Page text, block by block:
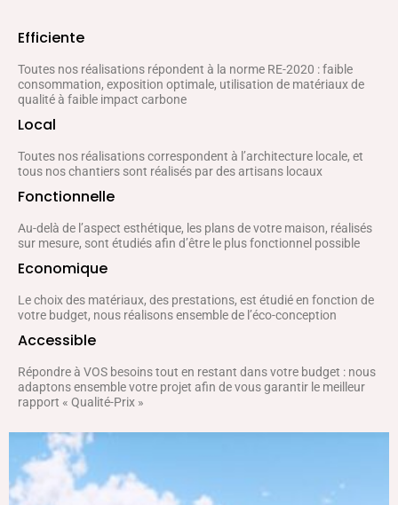
Efficiente
Toutes nos réalisations répondent à la norme RE-2020 : faible
consommation, exposition optimale, utilisation de matériaux de
qualité à faible impact carbone
Local
Toutes nos réalisations correspondent à l’architecture locale, et
tous nos chantiers sont réalisés par des artisans locaux
Fonctionnelle
Au-delà de l’aspect esthétique, les plans de votre maison, réalisés
sur mesure, sont étudiés afin d’être le plus fonctionnel possible
Economique
Le choix des matériaux, des prestations, est étudié en fonction de
votre budget, nous réalisons ensemble de l’éco-conception
Accessible
Répondre à VOS besoins tout en restant dans votre budget : nous
adaptons ensemble votre projet afin de vous garantir le meilleur
rapport « Qualité-Prix »